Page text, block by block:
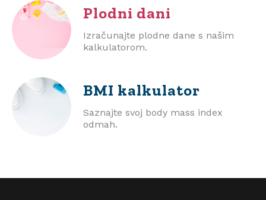
Plodni dani
Izračunajte plodne dane s našim
kalkulatorom.
BMI kalkulator
Saznajte svoj body mass index
odmah.